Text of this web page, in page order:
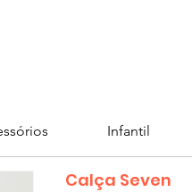
Infantil
Calça Seven